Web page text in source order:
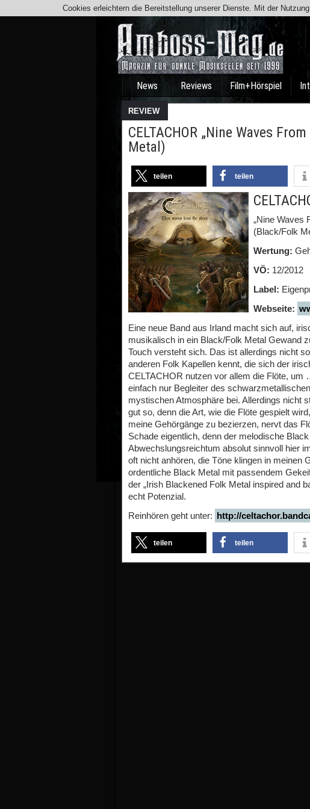
News Reviews Film+Hörspiel
REVIEW
CELTACHOR „Nine Waves
Metal)
teilen teilen
„Nine Waves
(Black/Folk
Wertung:
VÖ: 12/2012
Label:
Webseite:
Eine neue Band aus Irland macht sich auf,
musikalisch in ein Black/Folk Metal Gewand
Touch versteht sich. Das ist allerdings nicht
anderen Folk Kapellen kennt, die sich der
CELTACHOR nutzen vor allem die Flöte,
einfach nur Begleiter des
mystischen Atmosphäre bei. Allerdings nicht
gut so, denn die Art, wie die Flöte gespielt
meine Gehörgänge zu bezierzen, nervt das
Schade eigentlich, denn der melodische
Abwechslungsreichtum absolut sinnvoll hier
oft nicht anhören, die Töne klingen in meinen
ordentliche Black Metal mit passendem
der „Irish Blackened Folk Metal inspired and
echt Potenzial.
Reinhören geht unter: http://
teilen teilen
Cookies erleichtern die Bereitstellung unserer Dienste. Mit der